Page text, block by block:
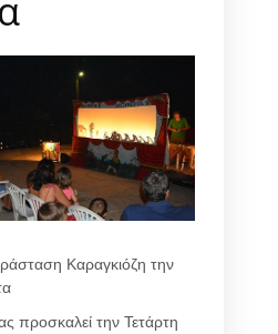
Καραγκιόζη την
προσκαλεί την Τετάρτη